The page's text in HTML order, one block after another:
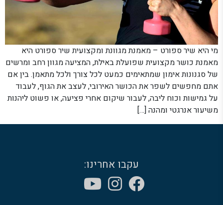
מי היא שיר ספורט – מאמנת מגוונת ומקצועית שיר ספורט היא
מאמנת כושר מקצועית שפועלת באילת, המציעה מגוון רחב ומרשים
של סגנונות אימון שמתאימים כמעט לכל צורך ולכל מתאמן. בין אם
אתם מחפשים לשפר את הכושר האירובי, לעצב את הגוף, לעבוד
על גמישות וכוח ליבה, לעבור שיקום אחרי פציעה, או פשוט ליהנות
משיעור אנרגטי ומהנה […]
עקבו אחרינו: